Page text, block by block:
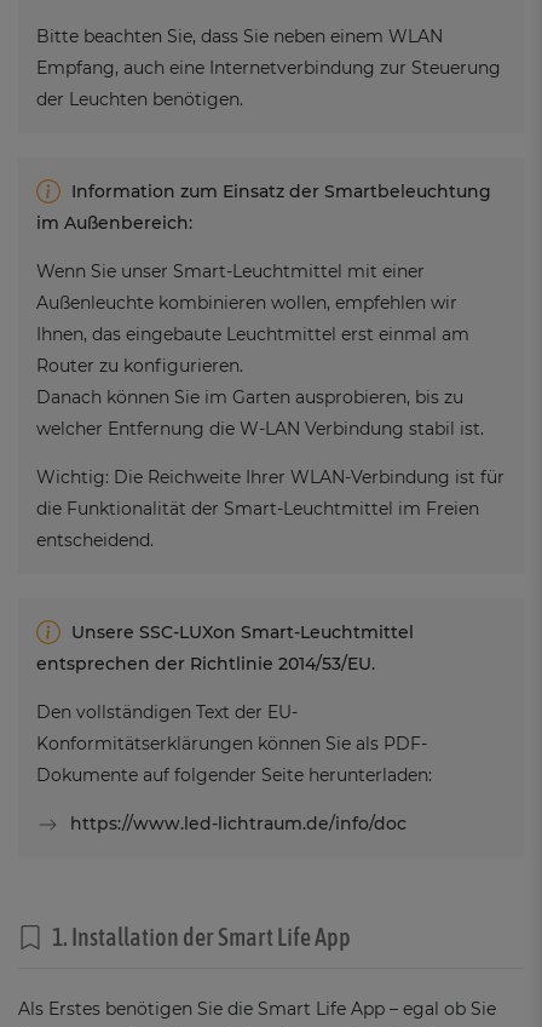
Bitte beachten Sie, dass Sie neben einem WLAN
Empfang, auch eine Internetverbindung zur Steuerung
der Leuchten benötigen.
Information zum Einsatz der Smartbeleuchtung
im Außenbereich:
Wenn Sie unser Smart-Leuchtmittel mit einer
Außenleuchte kombinieren wollen, empfehlen wir
Ihnen, das eingebaute Leuchtmittel erst einmal am
Router zu konfigurieren.
Danach können Sie im Garten ausprobieren, bis zu
welcher Entfernung die W-LAN Verbindung stabil ist.
Wichtig: Die Reichweite Ihrer WLAN-Verbindung ist für
die Funktionalität der Smart-Leuchtmittel im Freien
entscheidend.
Unsere SSC-LUXon Smart-Leuchtmittel
entsprechen der Richtlinie 2014/53/EU.
Den vollständigen Text der EU-
Konformitätserklärungen können Sie als PDF-
Dokumente auf folgender Seite herunterladen:
https://www.led-lichtraum.de/info/doc
1. Installation der Smart Life App
Als Erstes benötigen Sie die Smart Life App – egal ob Sie